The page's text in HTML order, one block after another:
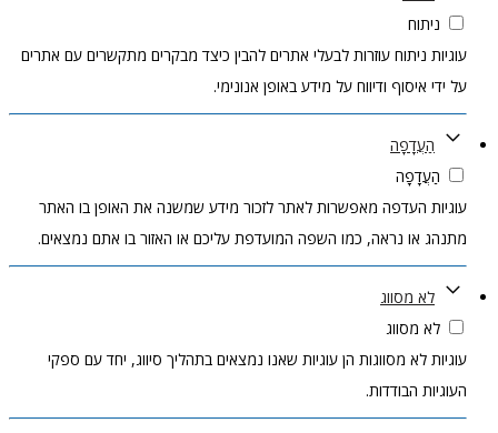
ניתוח
עוגיות ניתוח עוזרות לבעלי אתרים להבין כיצד מבקרים מתקשרים עם אתרים
על ידי איסוף ודיווח על מידע באופן אנונימי.
הַעֲדָפָה
הַעֲדָפָה
עוגיות העדפה מאפשרות לאתר לזכור מידע שמשנה את האופן בו האתר
מתנהג או נראה, כמו השפה המועדפת עליכם או האזור בו אתם נמצאים.
לא מסווג
לא מסווג
עוגיות לא מסווגות הן עוגיות שאנו נמצאים בתהליך סיווג, יחד עם ספקי
העוגיות הבודדות.